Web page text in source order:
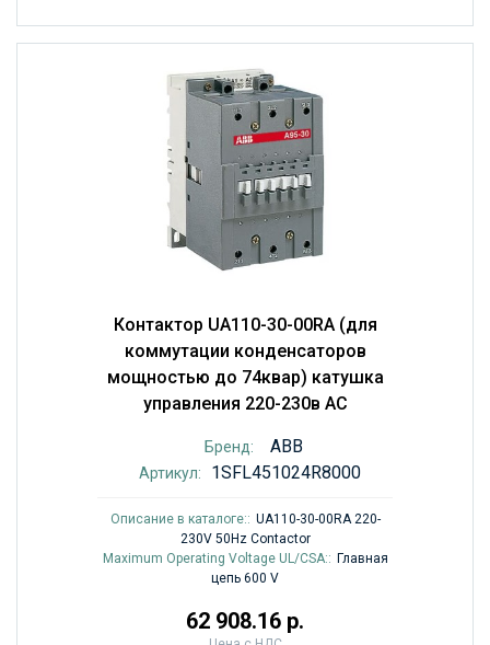
Контактор UA110-30-00RA (для
коммутации конденсаторов
мощностью до 74квар) катушка
управления 220-230в AC
Бренд: ABB
Артикул: 1SFL451024R8000
Описание в каталоге:: UA110-30-00RA 220-
230V 50Hz Contactor
Maximum Operating Voltage UL/CSA:: Главная
цепь 600 V
62 908.16 р.